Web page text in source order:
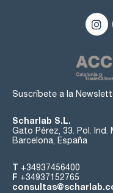
Suscríbete a la
Scharlab S.L.
Gato Pérez, 33. Pol. Ind.
Barcelona, España
T +34937456400
F +34937152765